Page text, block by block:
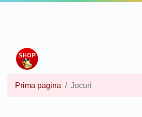
Prima pagina Jocuri